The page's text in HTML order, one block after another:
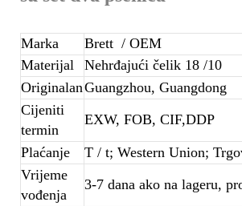
Marka Brett / OEM
Materijal
Nehrđajući čelik 18 /10
OriginalanGuangzhou, Guangdong
Cijeniti
termin
EXW, FOB, CIF,DDP
Plaćanje
T / t; Western Union;
Vrijeme
vođenja
3-7 dana ako na lageru,